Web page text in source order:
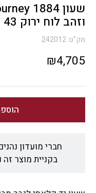
וזהב לוח ירוק 43 מ”מ
מק"ט:242012
₪4,705
חברי מועדון
בקניית מוצר זה